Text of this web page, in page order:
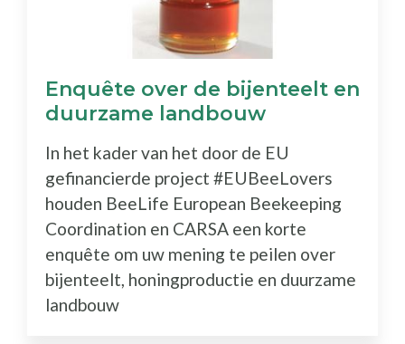
Enquête over de bijenteelt en
duurzame landbouw
In het kader van het door de EU
gefinancierde project #EUBeeLovers
houden BeeLife European Beekeeping
Coordination en CARSA een korte
enquête om uw mening te peilen over
bijenteelt, honingproductie en duurzame
landbouw